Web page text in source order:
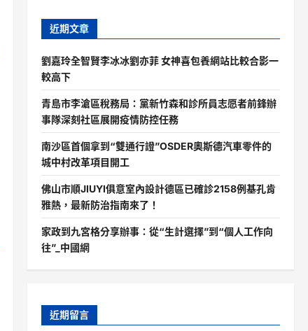
近期文章
劉嘉玲全智賢李冰冰劉亦菲 女神喜包養網站比較合影一
較高下
青島市李滄區稅務局：黨新竹森和診所員志愿者前鋒辦
事隊深刻社區展開疫情防控任務
南沙區首個拿到“雙通行證”OSDER奧斯德汽車零件的
城中村改革項目開工
佛山市順JIUYI俱意室內設計德區已確診2158例基孔肯
雅熱，最新防治指南來了！
家政到九宮格分享辦事：從“生計選擇”到“個人工作向
往”_中國網
近期留言